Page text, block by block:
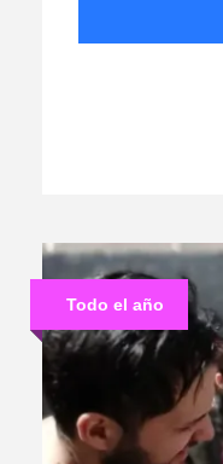
Todo el año